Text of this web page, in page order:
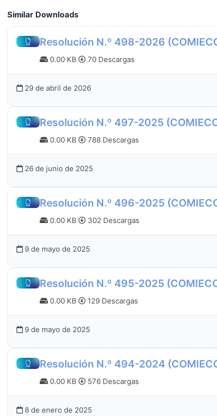
Similar Downloads
Resolución N.º 498-2026
0.00 KB 70 Descargas
29 de abril de 2026
Resolución N.º 497-2025
0.00 KB 788 Descargas
26 de junio de 2025
Resolución N.º 496-2025
0.00 KB 302 Descargas
9 de mayo de 2025
Resolución N.º 495-2025
0.00 KB 129 Descargas
9 de mayo de 2025
Resolución N.º 494-2024
0.00 KB 576 Descargas
8 de enero de 2025